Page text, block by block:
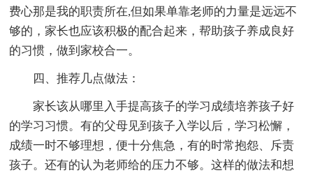
费心那是我的职责所在,但如果单靠老师的力量是远远不
够的，家长也应该积极的配合起来，帮助孩子养成良好
的习惯，做到家校合一。
四、推荐几点做法：
家长该从哪里入手提高孩子的学习成绩培养孩子好
的学习习惯。有的父母见到孩子入学以后，学习松懈，
成绩一时不够理想，便十分焦急，有的时常抱怨、斥责
孩子。还有的认为老师给的压力不够。这样的做法和想